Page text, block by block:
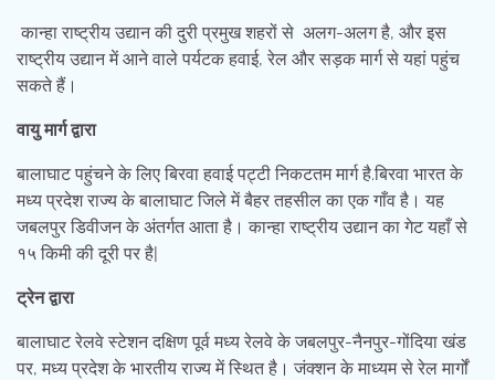
कान्हा राष्ट्रीय उद्यान की दुरी प्रमुख शहरों से अलग-अलग है, और इस
राष्ट्रीय उद्यान में आने वाले पर्यटक हवाई, रेल और सड़क मार्ग से यहां पहुंच
सकते हैं।
वायु मार्ग द्वारा
बालाघाट पहुंचने के लिए बिरवा हवाई पट्टी निकटतम मार्ग है.बिरवा भारत के
मध्य प्रदेश राज्य के बालाघाट जिले में बैहर तहसील का एक गाँव है। यह
जबलपुर डिवीजन के अंतर्गत आता है। कान्हा राष्ट्रीय उद्यान का गेट यहाँ से
१५ किमी की दूरी पर है|
ट्रेन द्वारा
बालाघाट रेलवे स्टेशन दक्षिण पूर्व मध्य रेलवे के जबलपुर-नैनपुर-गोंदिया खंड
पर, मध्य प्रदेश के भारतीय राज्य में स्थित है। जंक्शन के माध्यम से रेल मार्गों